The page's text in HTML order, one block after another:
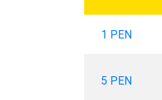
1 PEN
5 PEN